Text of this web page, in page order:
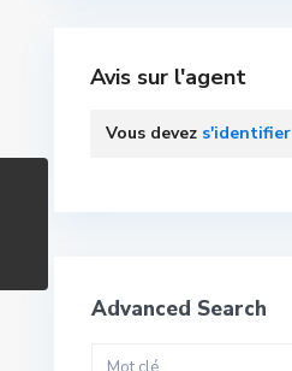
Avis sur l'agent
Vous devez s'identifier
Advanced Search